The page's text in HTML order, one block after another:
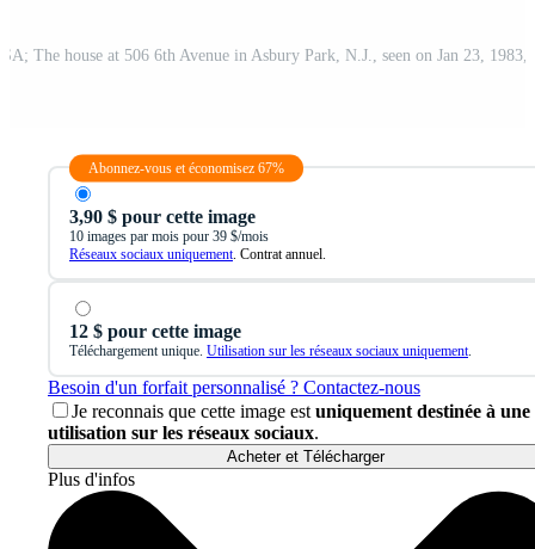
Abonnez-vous et économisez 67%
3,90 $ pour cette image
10 images par mois pour 39 $/mois
Réseaux sociaux uniquement. Contrat annuel.
12 $ pour cette image
Téléchargement unique. Utilisation sur les réseaux sociaux uniquement.
Besoin d'un forfait personnalisé ? Contactez-nous
Je reconnais que cette image est uniquement destinée à une
utilisation sur les réseaux sociaux.
Acheter et Télécharger
Plus d'infos